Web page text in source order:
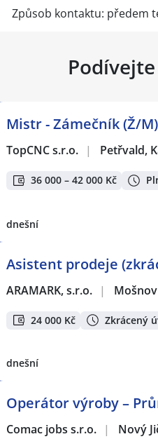
Způsob kontaktu: předem
Mistr - Zámečník (Ž/M)
TopCNC s.r.o. | Petřvald,
36 000 – 42 000 Kč
dnešní
Asistent prodeje
ARAMARK, s.r.o. | Mošnov
24 000 Kč Zkrácený
dnešní
Operátor výroby –
Comac jobs s.r.o. | Nový